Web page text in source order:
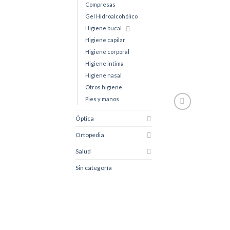
Compresas
Gel Hidroalcohólico
Higiene bucal
Higiene capilar
Higiene corporal
Higiene íntima
Higiene nasal
Otros higiene
Pies y manos
Óptica
Ortopedia
Salud
Sin categoría